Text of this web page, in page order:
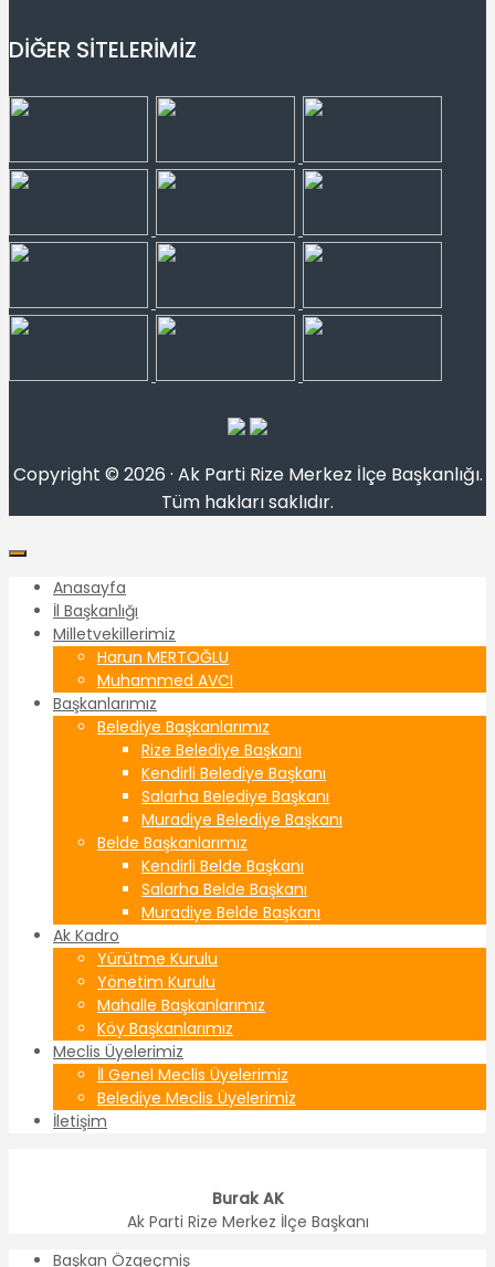
DİĞER SİTELERİMİZ
Copyright © 2026 · Ak Parti Rize Merkez İlçe Başkanlığı.
Tüm hakları saklıdır.
Anasayfa
İl Başkanlığı
Milletvekillerimiz
Harun MERTOĞLU
Muhammed AVCI
Başkanlarımız
Belediye Başkanlarımız
Rize Belediye Başkanı
Kendirli Belediye Başkanı
Salarha Belediye Başkanı
Muradiye Belediye Başkanı
Belde Başkanlarımız
Kendirli Belde Başkanı
Salarha Belde Başkanı
Muradiye Belde Başkanı
Ak Kadro
Yürütme Kurulu
Yönetim Kurulu
Mahalle Başkanlarımız
Köy Başkanlarımız
Meclis Üyelerimiz
İl Genel Meclis Üyelerimiz
Belediye Meclis Üyelerimiz
İletişim
Burak AK
Ak Parti Rize Merkez İlçe Başkanı
Başkan Özgeçmiş